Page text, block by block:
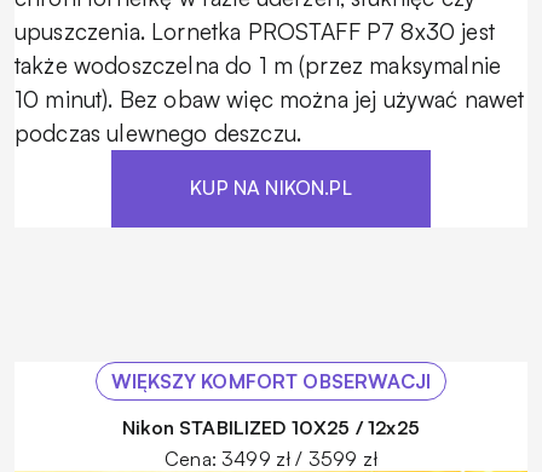
upuszczenia. Lornetka PROSTAFF P7 8x30 jest
także wodoszczelna do 1 m (przez maksymalnie
10 minut). Bez obaw więc można jej używać nawet
podczas ulewnego deszczu.
KUP NA NIKON.PL
WIĘKSZY KOMFORT OBSERWACJI
Nikon STABILIZED 10X25 / 12x25
Cena: 3499 zł / 3599 zł